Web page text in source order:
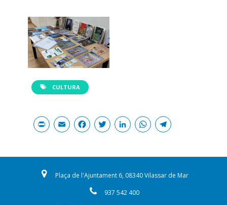
CULTURA
PrintEmailFacebook
Twitter
LinkedIn
Plaça de l'Ajuntament 6, 08340 Vilassar de Mar
937 542 400